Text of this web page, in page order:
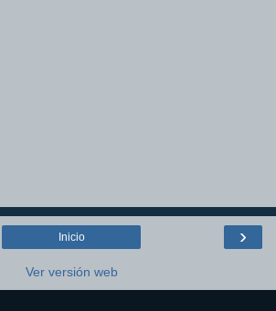
›
Inicio
Ver versión web